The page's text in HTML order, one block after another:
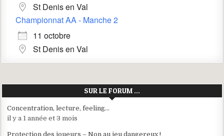
St Denis en Val
Championnat AA - Manche 2
11 octobre
St Denis en Val
SUR LE FORUM …
Concentration, lecture, feeling…
il y a 1 année et 3 mois
Protection des joueurs – Non au jeu dangereux !